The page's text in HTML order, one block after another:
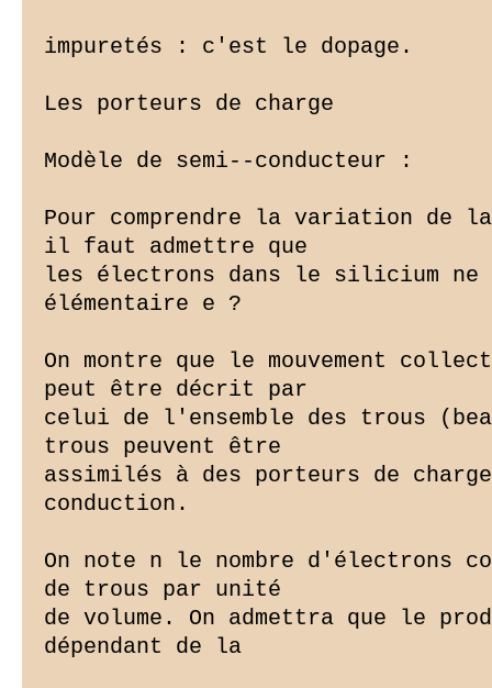
impuretés : c'est le dopage.
Les porteurs de charge
Modèle de semi--conducteur :
Pour comprendre la variation
il faut admettre que
les électrons dans le silicium
élémentaire e ?
On montre que le mouvement
peut être décrit par
celui de l'ensemble des trous
trous peuvent être
assimilés à des porteurs de
conduction.
On note n le nombre d'électrons
de trous par unité
de volume. On admettra que le
dépendant de la